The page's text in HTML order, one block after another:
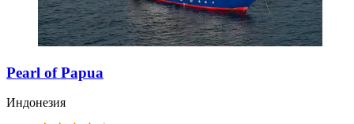
Pearl of Papua
Индонезия